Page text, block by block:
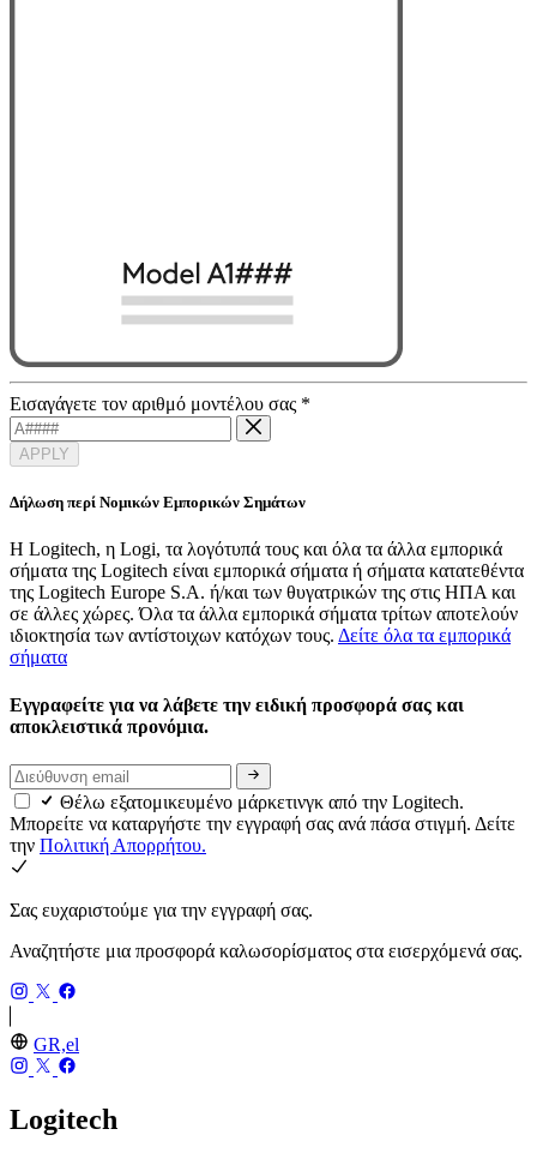
Εισαγάγετε τον αριθμό μοντέλου σας *
APPLY
Δήλωση περί Νομικών Εμπορικών Σημάτων
Η Logitech, η Logi, τα λογότυπά τους και όλα τα άλλα εμπορικά
σήματα της Logitech είναι εμπορικά σήματα ή σήματα κατατεθέντα
της Logitech Europe S.A. ή/και των θυγατρικών της στις ΗΠΑ και
σε άλλες χώρες. Όλα τα άλλα εμπορικά σήματα τρίτων αποτελούν
ιδιοκτησία των αντίστοιχων κατόχων τους. Δείτε όλα τα εμπορικά
σήματα
Εγγραφείτε για να λάβετε την ειδική προσφορά σας και
αποκλειστικά προνόμια.
Θέλω εξατομικευμένο μάρκετινγκ από την Logitech.
Μπορείτε να καταργήστε την εγγραφή σας ανά πάσα στιγμή. Δείτε
την Πολιτική Απορρήτου.
Σας ευχαριστούμε για την εγγραφή σας.
Αναζητήστε μια προσφορά καλωσορίσματος στα εισερχόμενά σας.
GR,el
Logitech